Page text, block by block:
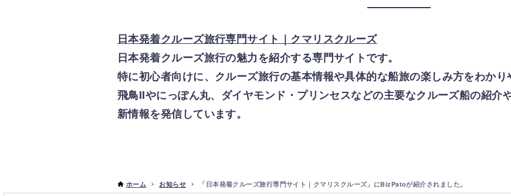
日本発着クルーズ旅行専門サイト｜クマリスクルーズ
日本発着クルーズ旅行の魅力を紹介する専門サイトです。
特に初心者向けに、クルーズ旅行の基本情報や具体的な船旅の楽しみ方をわかり
飛鳥IIやにっぽん丸、ダイヤモンド・プリンセスなどの主要なクルーズ船の紹介
新情報を発信しています。
ホーム お知らせ 「日本発着クルーズ旅行専門サイト｜クマリスクルーズ」にBizPatoが紹介されました。